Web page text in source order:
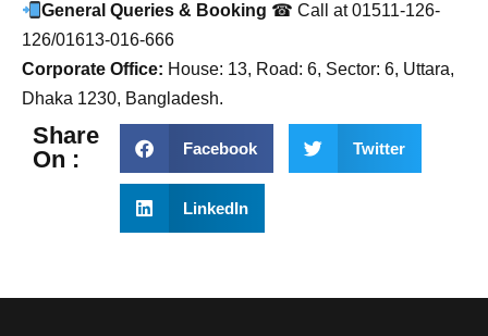
General Queries & Booking ☎ Call at 01511-126-
126/01613-016-666
Corporate Office: House: 13, Road: 6, Sector: 6, Uttara,
Dhaka 1230, Bangladesh.
Share
On :
Facebook Twitter
LinkedIn